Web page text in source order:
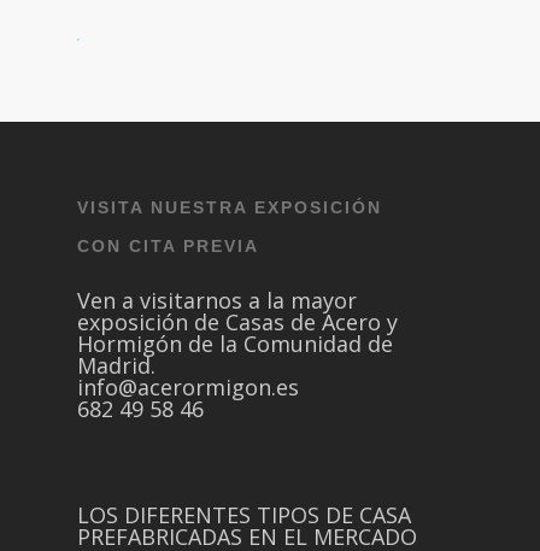
VISITA NUESTRA EXPOSICIÓN
CON CITA PREVIA
Ven a visitarnos a la mayor
exposición de Casas de Acero y
Hormigón de la Comunidad de
Madrid.
info@acerormigon.es
682 49 58 46
LOS DIFERENTES TIPOS DE CASA
PREFABRICADAS EN EL MERCADO